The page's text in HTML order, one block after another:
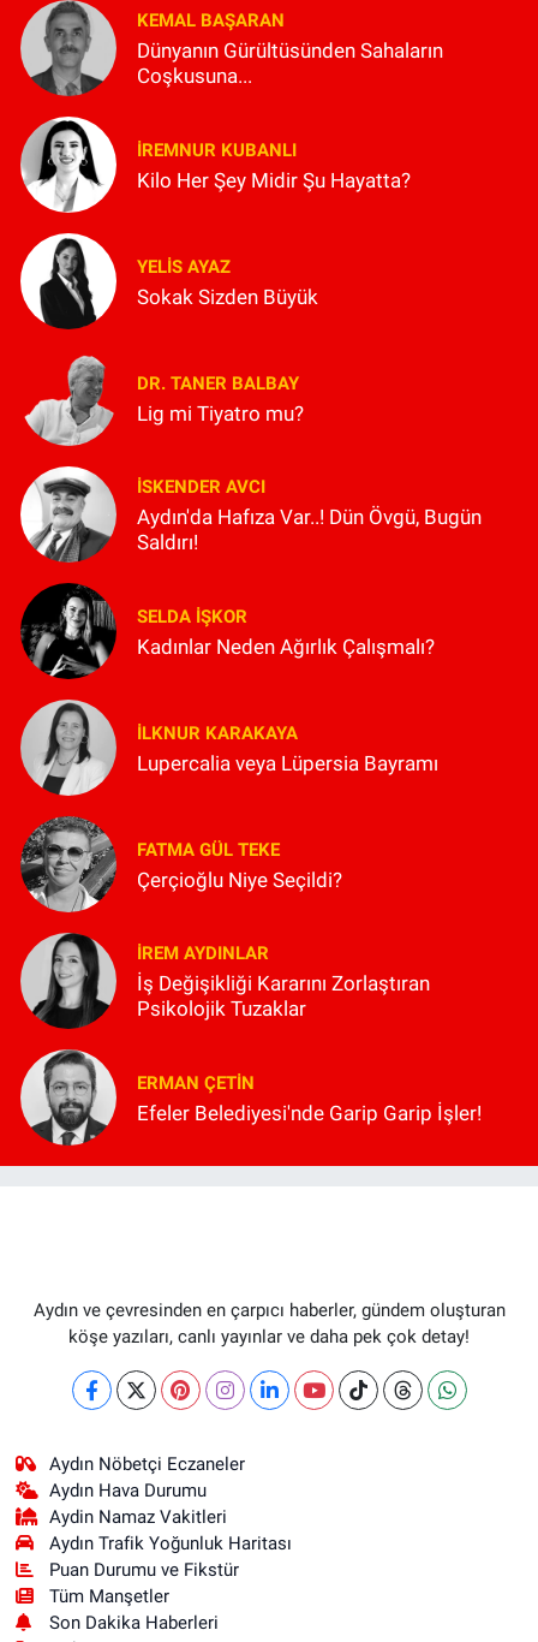
KEMAL BAŞARAN
Dünyanın Gürültüsünden Sahaların
Coşkusuna...
İREMNUR KUBANLI
Kilo Her Şey Midir Şu Hayatta?
YELIS AYAZ
Sokak Sizden Büyük
DR. TANER BALBAY
Lig mi Tiyatro mu?
İSKENDER AVCI
Aydın'da Hafıza Var..! Dün Övgü, Bugün
Saldırı!
SELDA İŞKOR
Kadınlar Neden Ağırlık Çalışmalı?
İLKNUR KARAKAYA
Lupercalia veya Lüpersia Bayramı
FATMA GÜL TEKE
Çerçioğlu Niye Seçildi?
İREM AYDINLAR
İş Değişikliği Kararını Zorlaştıran
Psikolojik Tuzaklar
ERMAN ÇETIN
Efeler Belediyesi'nde Garip Garip İşler!
Aydın ve çevresinden en çarpıcı haberler, gündem oluşturan
köşe yazıları, canlı yayınlar ve daha pek çok detay!
Aydın Nöbetçi Eczaneler
Aydın Hava Durumu
Aydin Namaz Vakitleri
Aydın Trafik Yoğunluk Haritası
Puan Durumu ve Fikstür
Tüm Manşetler
Son Dakika Haberleri